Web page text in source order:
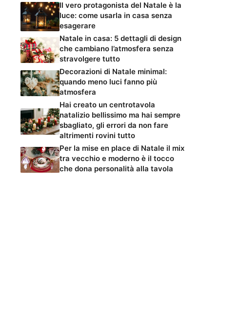
Il vero protagonista del Natale è la
luce: come usarla in casa senza
esagerare
Natale in casa: 5 dettagli di design
che cambiano l’atmosfera senza
stravolgere tutto
Decorazioni di Natale minimal:
quando meno luci fanno più
atmosfera
Hai creato un centrotavola
natalizio bellissimo ma hai sempre
sbagliato, gli errori da non fare
altrimenti rovini tutto
Per la mise en place di Natale il mix
tra vecchio e moderno è il tocco
che dona personalità alla tavola